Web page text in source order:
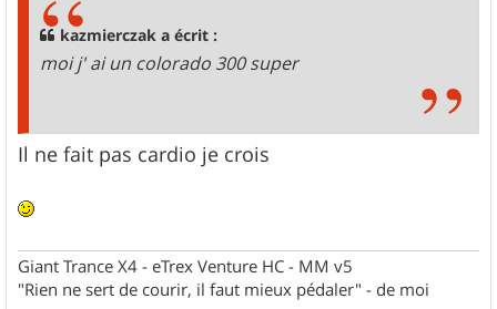
kazmierczak a écrit :
moi j' ai un colorado 300 super
Il ne fait pas cardio je crois
Giant Trance X4 - eTrex Venture HC - MM v5
"Rien ne sert de courir, il faut mieux pédaler" - de moi